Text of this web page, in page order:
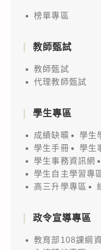
榜單專區
教師甄試
教師甄試
代理教師甄試
學生專區
成績缺曠
學生
學生手冊
學生
學生事務資訊網
學生自主學習專
高三升學專區
政令宣導專區
教育部108課綱